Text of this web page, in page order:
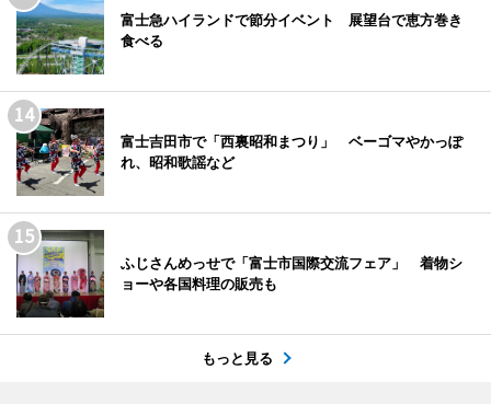
富士急ハイランドで節分イベント 展望台で恵方巻き
食べる
富士吉田市で「西裏昭和まつり」 ベーゴマやかっぽ
れ、昭和歌謡など
ふじさんめっせで「富士市国際交流フェア」 着物シ
ョーや各国料理の販売も
もっと見る